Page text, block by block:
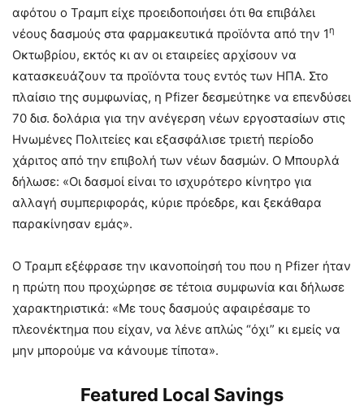
αφότου ο Τραμπ είχε προειδοποιήσει ότι θα επιβάλει
νέους δασμούς στα φαρμακευτικά προϊόντα από την 1η
Οκτωβρίου, εκτός κι αν οι εταιρείες αρχίσουν να
κατασκευάζουν τα προϊόντα τους εντός των ΗΠΑ. Στο
πλαίσιο της συμφωνίας, η Pfizer δεσμεύτηκε να επενδύσει
70 δισ. δολάρια για την ανέγερση νέων εργοστασίων στις
Ηνωμένες Πολιτείες και εξασφάλισε τριετή περίοδο
χάριτος από την επιβολή των νέων δασμών. Ο Μπουρλά
δήλωσε: «Οι δασμοί είναι το ισχυρότερο κίνητρο για
αλλαγή συμπεριφοράς, κύριε πρόεδρε, και ξεκάθαρα
παρακίνησαν εμάς».
Ο Τραμπ εξέφρασε την ικανοποίησή του που η Pfizer ήταν
η πρώτη που προχώρησε σε τέτοια συμφωνία και δήλωσε
χαρακτηριστικά: «Με τους δασμούς αφαιρέσαμε το
πλεονέκτημα που είχαν, να λένε απλώς “όχι” κι εμείς να
μην μπορούμε να κάνουμε τίποτα».
Featured Local Savings